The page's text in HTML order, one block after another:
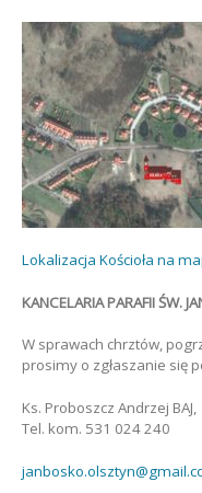
Lokalizacja Kościoła na
KANCELARIA PARAFII ŚW.
W sprawach chrztów,
prosimy o zgłaszanie się
Ks. Proboszcz Andrzej BAJ,
Tel. kom. 531 024 240